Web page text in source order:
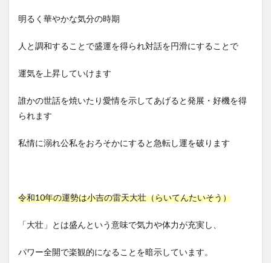
明るく華やかな気分の時期
人と調和することで盛運を得られ対話を円滑にすることで
運気を上昇していけます
誰かの世話を焼いたり愛情を示してあげると発展・好機を得
られます
私情に溺れ公私をおろそかにすると急転し運を破ります
令和10年の運勢は小吉の雷天大壮（らいてんたいそう）
「大壮」とは盛んという意味で気力や体力が充実し、
パワー全開で楽観的になることを暗示しています。